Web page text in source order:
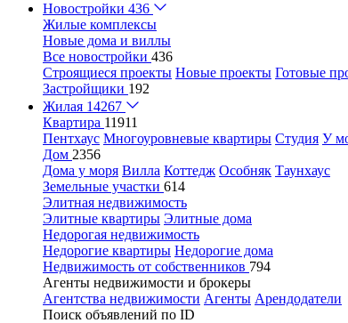
Новостройки 436
Жилые комплексы
Новые дома и виллы
Все новостройки 436
Строящиеся проекты Новые проекты Готовые
Застройщики 192
Жилая 14267
Квартира 11911
Пентхаус Многоуровневые квартиры Студия У
Дом 2356
Дома у моря Вилла Коттедж Особняк Таунхаус
Земельные участки 614
Элитная недвижимость
Элитные квартиры Элитные дома
Недорогая недвижимость
Недорогие квартиры Недорогие дома
Недвижимость от собственников 794
Агенты недвижимости и брокеры
Агентства недвижимости Агенты Арендодатели
Поиск объявлений по ID